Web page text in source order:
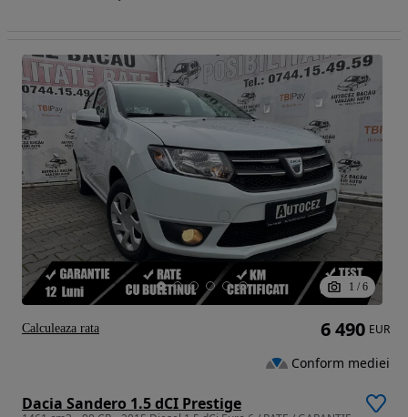
1 / 6
Dacia Sandero 1.5 dCI Prestige
6 490 EUR
Conform mediei
Calculeaza rata